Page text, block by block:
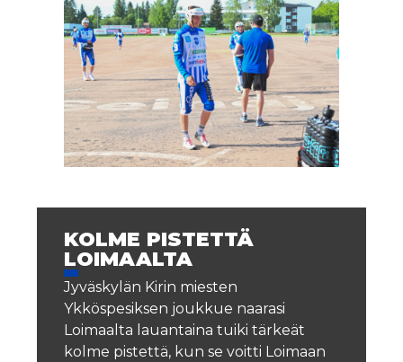
KOLME PISTETTÄ
LOIMAALTA
Jyväskylän Kirin miesten
Ykköspesiksen joukkue naarasi
Loimaalta lauantaina tuiki tärkeät
kolme pistettä, kun se voitti Loimaan